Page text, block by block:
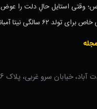
وقتی استایل حالِ دلت را
۶۲ سالگی نیتا آمبانی
خیابان سرو غربی، پلاک 136